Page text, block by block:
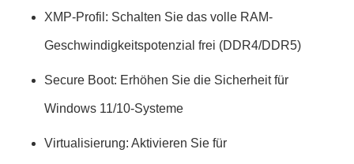
XMP-Profil: Schalten Sie das volle RAM-
Geschwindigkeitspotenzial frei (DDR4/DDR5)
Secure Boot: Erhöhen Sie die Sicherheit für
Windows 11/10-Systeme
Virtualisierung: Aktivieren Sie für